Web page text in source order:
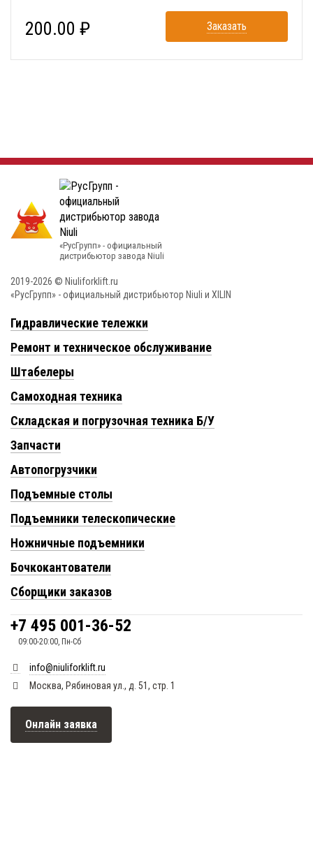
200.00 ₽ Заказать
«РусГрупп» - официальный
диcтрибьютор завода Niuli
2019-2026 © Niuliforklift.ru
«РусГрупп» - официальный диcтрибьютор Niuli и XILIN
Гидравлические тележки
Ремонт и техническое обслуживание
Штабелеры
Самоходная техника
Складская и погрузочная техника Б/У
Запчасти
Автопогрузчики
Подъемные столы
Подъемники телескопические
Ножничные подъемники
Бочкокантователи
Сборщики заказов
+7 495 001-36-52
09:00-20:00, Пн-Сб
info@niuliforklift.ru
Москва, Рябиновая ул., д. 51, стр. 1
Онлайн заявка